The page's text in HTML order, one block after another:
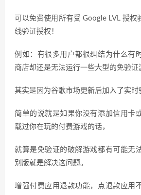
可以免费使用所有受 Google LVL 授权
线验证授权！
例如：有很多用户都很纠结为什么有
商店却还是无法运行一些大型的免验证
其实是因为谷歌市场更新后加入了实时
简单的说就是如果你没有添加信用卡
载过你在玩的付费游戏的话，
就算是免验证的破解游戏都有可能无
别版就是解决这问题。
增强付费应用退款功能，点退款应用